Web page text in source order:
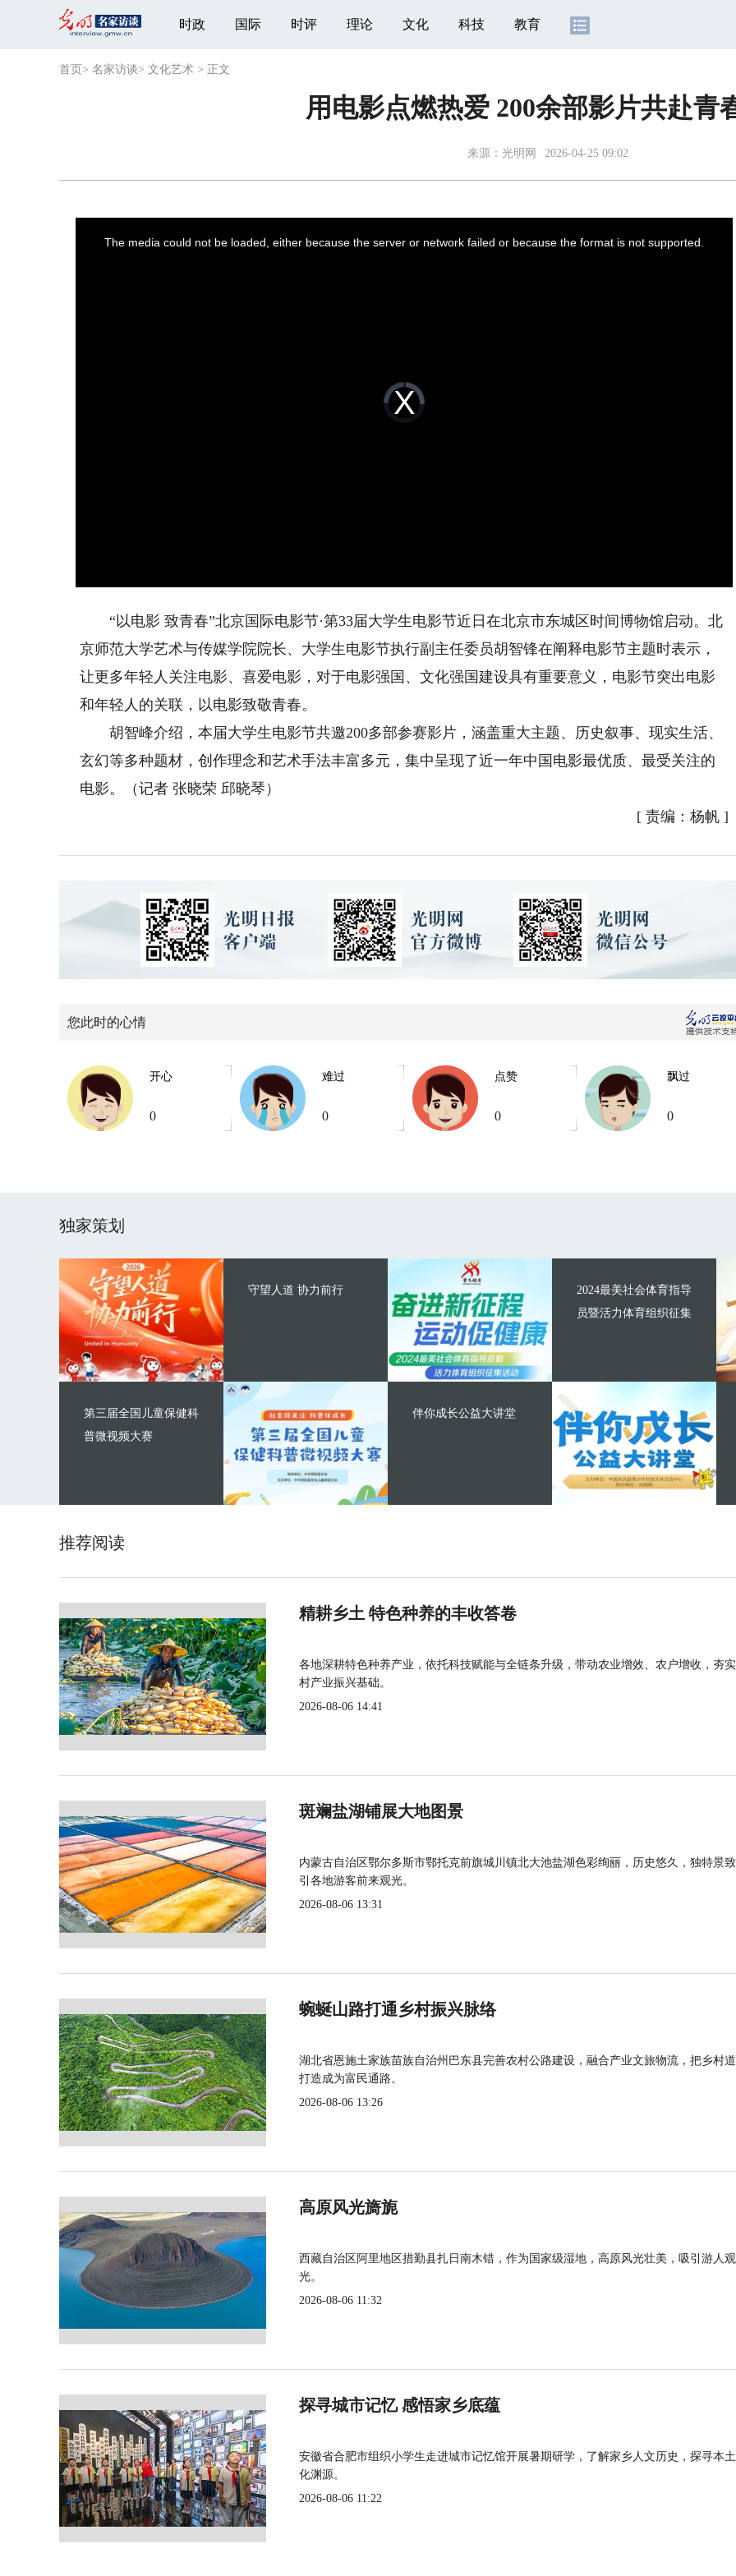
时政 国际 时评 理论 文化 科技 教育
首页 > 名家访谈> 文化艺术 > 正文
用电影点燃热爱 200余部影片共赴青
来源： 光明网 2026-04-25 09:02
Video
Player
loading.
The media could not be loaded, either because the server or network failed or because the format is not supported.
“以电影 致青春”北京国际电影节·第33届大学生电影节近日在北京市东城区时间博物馆启动。北
京师范大学艺术与传媒学院院长、大学生电影节执行副主任委员胡智锋在阐释电影节主题时表示，
让更多年轻人关注电影、喜爱电影，对于电影强国、文化强国建设具有重要意义，电影节突出电影
和年轻人的关联，以电影致敬青春。
胡智峰介绍，本届大学生电影节共邀200多部参赛影片，涵盖重大主题、历史叙事、现实生活、
玄幻等多种题材，创作理念和艺术手法丰富多元，集中呈现了近一年中国电影最优质、最受关注的
电影。（记者 张晓荣 邱晓琴）
[ 责编：杨帆 ]
您此时的心情
开心
0
难过
0
点赞
0
飘过
0
独家策划
守望人道 协力前行
第三届全国儿童保健科
普微视频大赛
2024最美社会体育指导
员暨活力体育组织征集
伴你成长公益大讲堂
推荐阅读
精耕乡土 特色种养的丰收答卷
各地深耕特色种养产业，依托科技赋能与全链条升级，带动农业增效、农户增收，夯
村产业振兴基础。
2026-08-06 14:41
斑斓盐湖铺展大地图景
内蒙古自治区鄂尔多斯市鄂托克前旗城川镇北大池盐湖色彩绚丽，历史悠久，独特景
引各地游客前来观光。
2026-08-06 13:31
蜿蜒山路打通乡村振兴脉络
湖北省恩施土家族苗族自治州巴东县完善农村公路建设，融合产业文旅物流，把乡村
打造成为富民通路。
2026-08-06 13:26
高原风光旖旎
西藏自治区阿里地区措勤县扎日南木错，作为国家级湿地，高原风光壮美，吸引游人观
光。
2026-08-06 11:32
探寻城市记忆 感悟家乡底蕴
安徽省合肥市组织小学生走进城市记忆馆开展暑期研学，了解家乡人文历史，探寻本
化渊源。
2026-08-06 11:22